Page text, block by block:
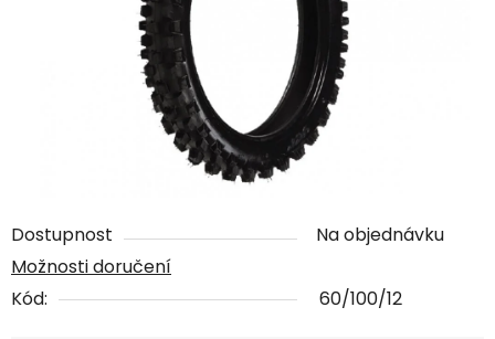
Dostupnost
Na objednávku
Možnosti doručení
Kód:
60/100/12